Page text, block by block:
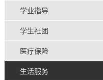
学业指导
学生社团
医疗保险
生活服务